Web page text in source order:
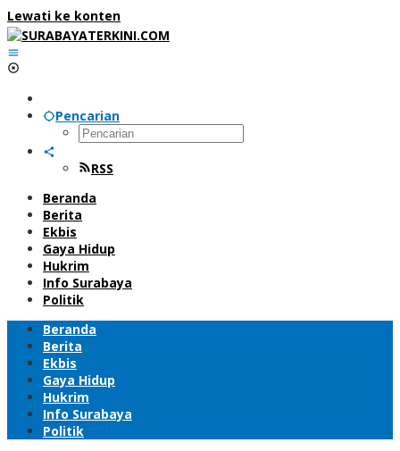
Lewati ke konten
Pencarian
RSS
Beranda
Berita
Ekbis
Gaya Hidup
Hukrim
Info Surabaya
Politik
Beranda
Berita
Ekbis
Gaya Hidup
Hukrim
Info Surabaya
Politik